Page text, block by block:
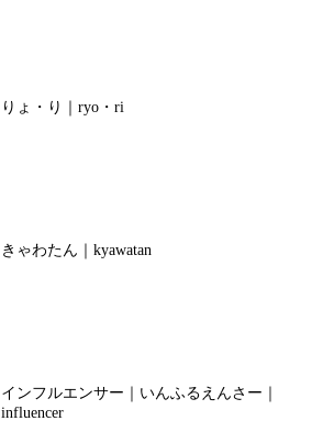
りょ・り｜ryo・ri
きゃわたん｜kyawatan
インフルエンサー｜いんふるえんさー｜
influencer